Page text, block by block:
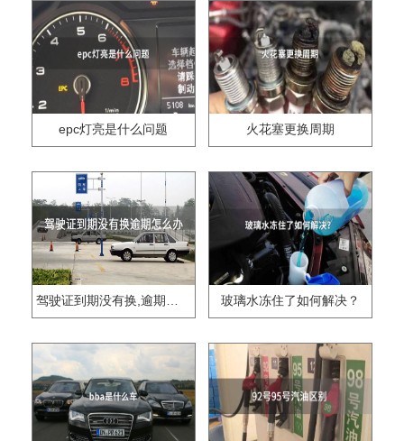
epc灯亮是什么问题 火花塞更换周期
驾驶证到期没有换,逾期怎么办?? 玻璃水冻住了如何解决？